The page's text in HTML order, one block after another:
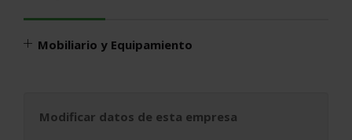
Mobiliario y Equipamiento
Modificar datos de esta empresa